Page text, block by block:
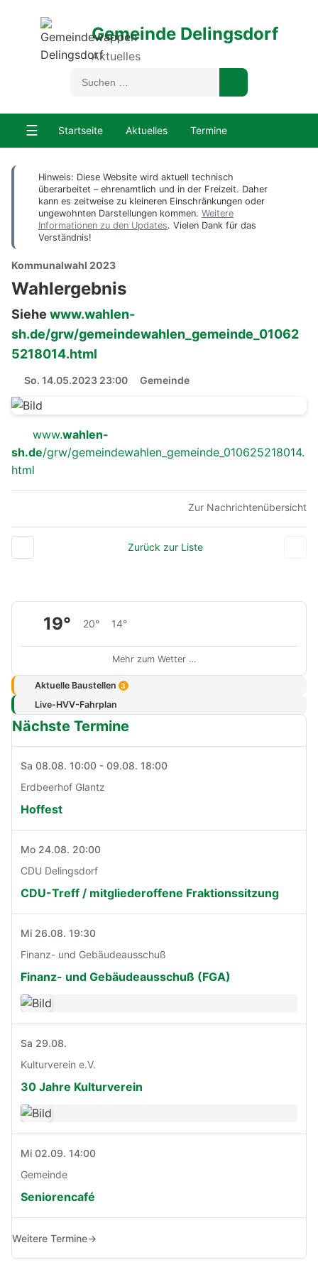
Gemeinde Delingsdorf
Aktuelles
☰ Startseite Aktuelles Termine
Hinweis: Diese Website wird aktuell technisch
überarbeitet – ehrenamtlich und in der Freizeit. Daher
kann es zeitweise zu kleineren Einschränkungen oder
ungewohnten Darstellungen kommen. Weitere
Informationen zu den Updates. Vielen Dank für das
Verständnis!
Kommunalwahl 2023
Wahlergebnis
Siehe www.wahlen-
sh.de/grw/gemeindewahlen_gemeinde_01062
5218014.html
So. 14.05.2023 23:00 Gemeinde
www.wahlen-
sh.de/grw/gemeindewahlen_gemeinde_010625218014.
html
Zur Nachrichtenübersicht
Zurück zur Liste
19° 20° 14°
Mehr zum Wetter …
Aktuelle Baustellen 3
Live-HVV-Fahrplan
Nächste Termine
Sa 08.08. 10:00 - 09.08. 18:00
Erdbeerhof Glantz
Hoffest
Mo 24.08. 20:00
CDU Delingsdorf
CDU-Treff / mitgliederoffene Fraktionssitzung
Mi 26.08. 19:30
Finanz- und Gebäudeausschuß
Finanz- und Gebäudeausschuß (FGA)
Sa 29.08.
Kulturverein e.V.
30 Jahre Kulturverein
Mi 02.09. 14:00
Gemeinde
Seniorencafé
Weitere Termine→